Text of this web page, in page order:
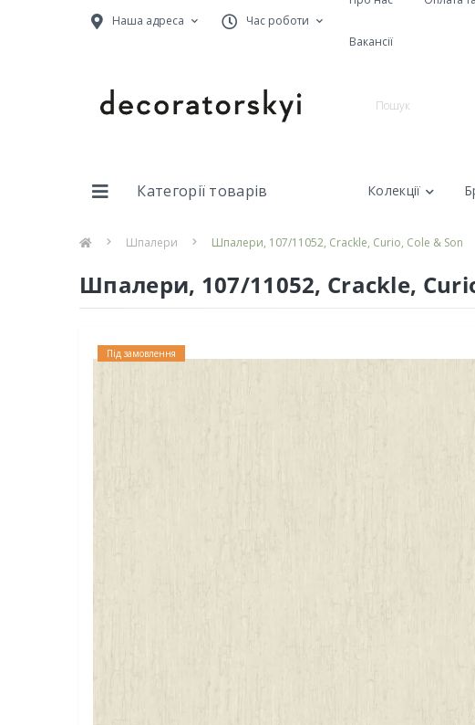
Наша адреса Час роботи
Вакансії
Категорії товарів Колекції
Шпалери Шпалери, 107/11052, Crackle, Curio, Cole & Son
Шпалери, 107/11052, Crackle,
Під замовлення